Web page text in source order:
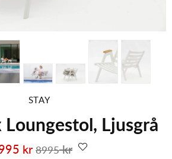
STAY
Loungestol, Ljusgrå
8995kr
kr